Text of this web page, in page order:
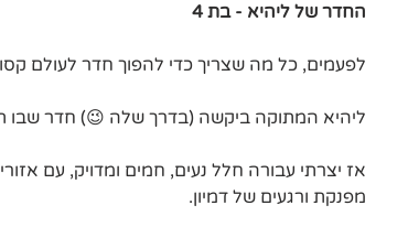
החדר של ליהיא - בת 4
לפעמים, כל מה שצריך כדי להפוך חדר לעולם
ליהיא המתוקה ביקשה (בדרך שלה 😉) חדר שבו
אז יצרתי עבורה חלל נעים, חמים ומדויק, עם
מפנקת ורגעים של דמיון.